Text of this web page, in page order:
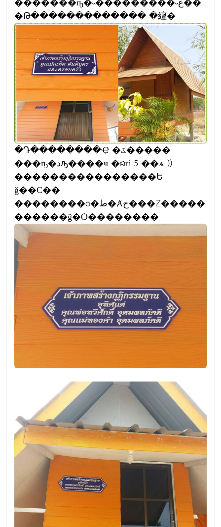
�Թ������������� �繵�
�Դ��������Ҿ �ػ�����
���ҧ�دԡ����ҹ �ӹǹ 5 ��ѧ ))
����������������Ե
ǧ��С��
��������ö�ط�Ⱥح���Ź�����
������ǧ�Ѻ��������